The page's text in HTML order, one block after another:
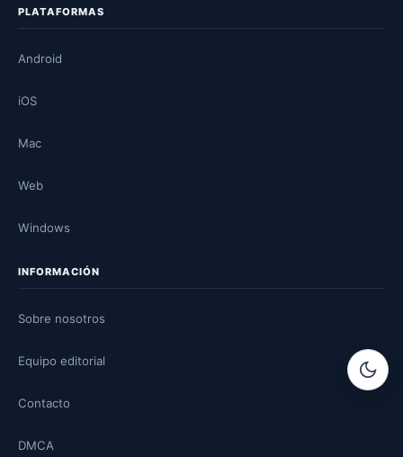
PLATAFORMAS
Android
iOS
Mac
Web
Windows
INFORMACIÓN
Sobre nosotros
Equipo editorial
Contacto
DMCA